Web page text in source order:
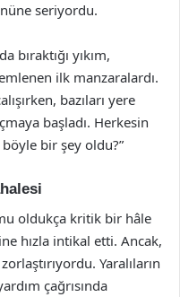
seriyordu.
bıraktığı yıkım,
ilk manzaralardı.
bazıları yere
başladı. Herkesin
bir şey oldu?”
oldukça kritik bir hâle
hızla intikal etti. Ancak,
Yaralıların
çağrısında